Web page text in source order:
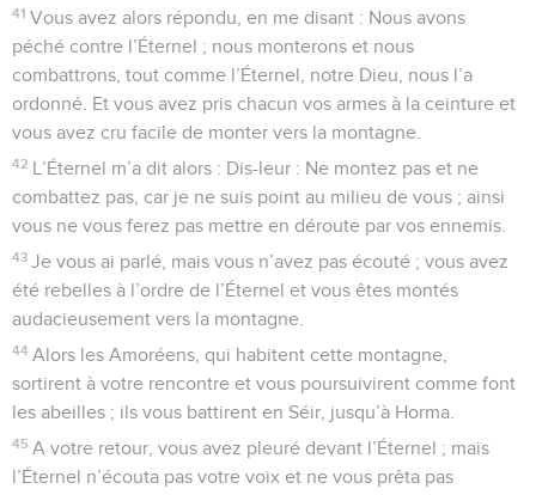
41 Vous avez alors répondu, en me disant : Nous avons
péché contre l’Éternel ; nous monterons et nous
combattrons, tout comme l’Éternel, notre Dieu, nous l’a
ordonné. Et vous avez pris chacun vos armes à la ceinture et
vous avez cru facile de monter vers la montagne.
42 L’Éternel m’a dit alors : Dis-leur : Ne montez pas et ne
combattez pas, car je ne suis point au milieu de vous ; ainsi
vous ne vous ferez pas mettre en déroute par vos ennemis.
43 Je vous ai parlé, mais vous n’avez pas écouté ; vous avez
été rebelles à l’ordre de l’Éternel et vous êtes montés
audacieusement vers la montagne.
44 Alors les Amoréens, qui habitent cette montagne,
sortirent à votre rencontre et vous poursuivirent comme font
les abeilles ; ils vous battirent en Séir, jusqu’à Horma.
45 A votre retour, vous avez pleuré devant l’Éternel ; mais
l’Éternel n’écouta pas votre voix et ne vous prêta pas